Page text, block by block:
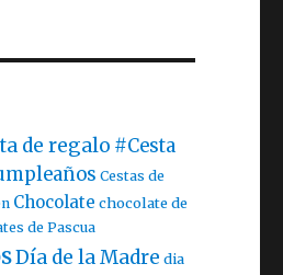
de regalo #Cesta
Cestas de
Chocolate chocolate de
de Pascua
Día de la Madre dia